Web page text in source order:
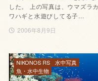
した。 上の写真は、ウマズラカ
ワハギと水遊びしてる子…
2006年8月9日
NIKONOS RS
水中写真
魚・水中生物